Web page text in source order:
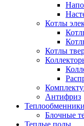
Котлы
Котлы
Антифриз
Блочные
Теплые полы